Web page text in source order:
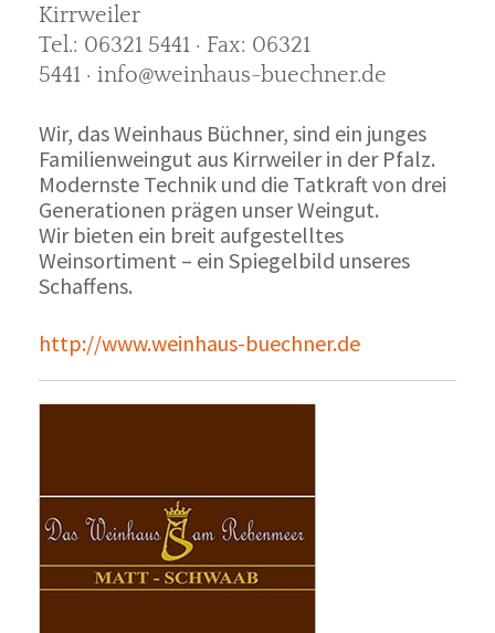
Kirrweiler
Tel.: 06321 5441 · Fax: 06321
5441 · info@weinhaus-buechner.de
Wir, das Weinhaus Büchner, sind ein junges
Familienweingut aus Kirrweiler in der Pfalz.
Modernste Technik und die Tatkraft von drei
Generationen prägen unser Weingut.
Wir bieten ein breit aufgestelltes
Weinsortiment – ein Spiegelbild unseres
Schaffens.
http://www.weinhaus-buechner.de